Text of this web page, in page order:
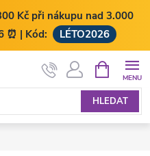
Kč při nákupu nad 3.000
⏰ | Kód:
LÉTO2026
HLEDAT
NÁKUPNÍ
KOŠÍK